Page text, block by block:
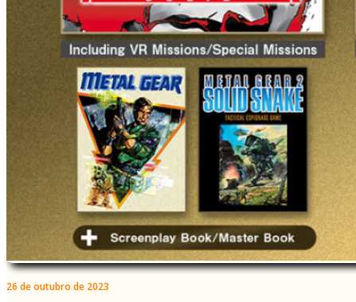
26 de outubro de 2023